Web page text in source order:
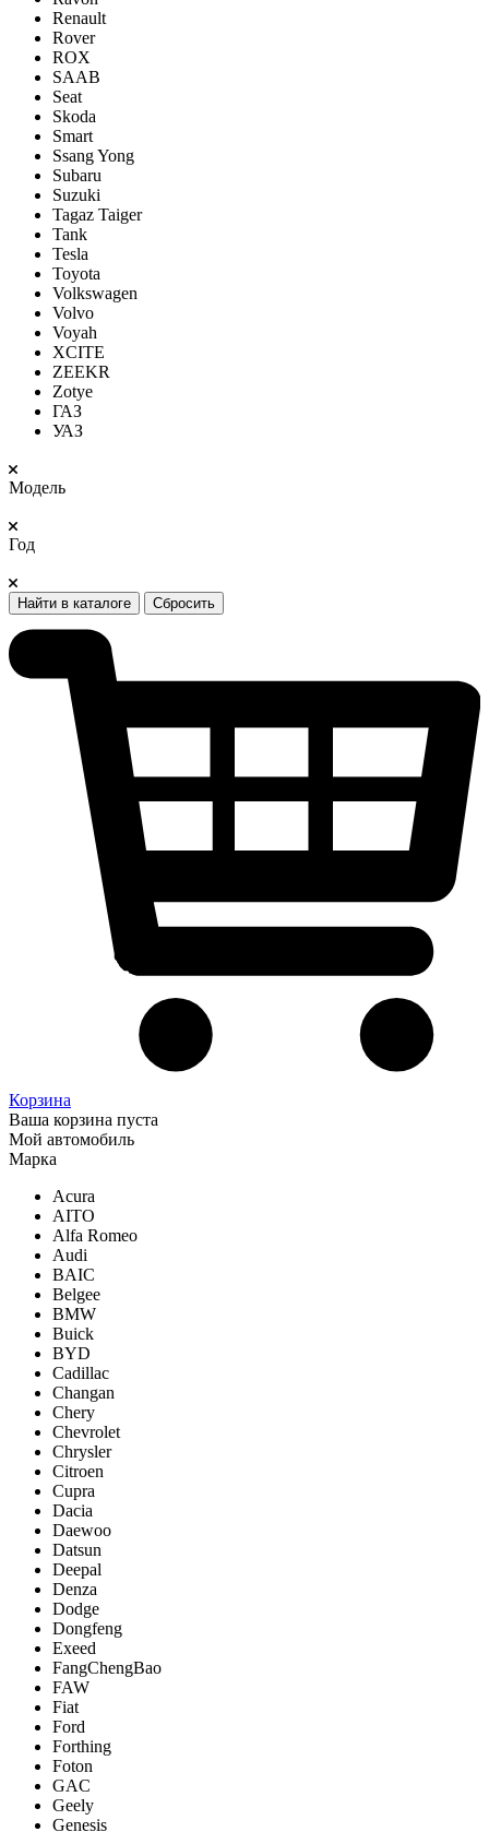
Renault
Rover
ROX
SAAB
Seat
Skoda
Smart
Ssang Yong
Subaru
Suzuki
Tagaz Taiger
Tank
Tesla
Toyota
Volkswagen
Volvo
Voyah
XCITE
ZEEKR
Zotye
ГАЗ
УАЗ
Модель
Год
Найти в каталоге Сбросить
Корзина
Ваша корзина пуста
Мой автомобиль
Марка
Acura
AITO
Alfa Romeo
Audi
BAIC
Belgee
BMW
Buick
BYD
Cadillac
Changan
Chery
Chevrolet
Chrysler
Citroen
Cupra
Dacia
Daewoo
Datsun
Deepal
Denza
Dodge
Dongfeng
Exeed
FangChengBao
FAW
Fiat
Ford
Forthing
Foton
GAC
Geely
Genesis